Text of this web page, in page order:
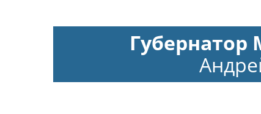
Губернатор